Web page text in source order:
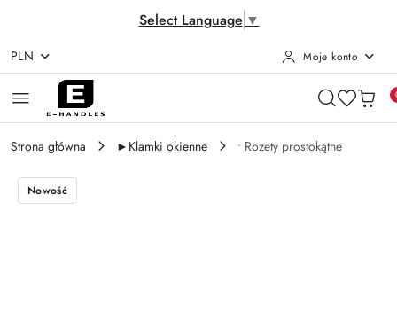
Select Language ▼
Przejdź do treści głównej
Przejdź do wyszukiwarki
Przejdź do moje konto
Przejdź do menu głównego
Przejdź do opisu produktu
Przejdź do stopki
PLN Moje konto
Strona główna ►Klamki okienne • Rozety prostokątne
Nowość